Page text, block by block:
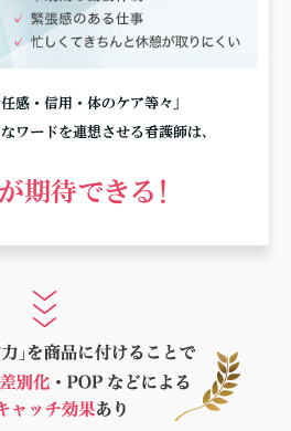
感・信用・体のケア等々」
ワードを連想させる看護師は、
期待できる!